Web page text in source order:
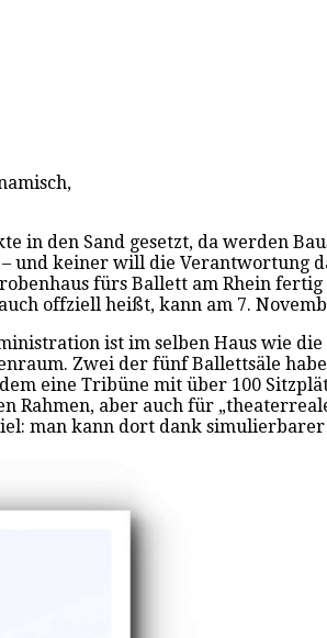
in den Sand gesetzt, da werden
und keiner will die Verantwortung
fürs Ballett am Rhein
offziell heißt, kann am 7.
ist im selben Haus wie
Zwei der fünf Ballettsäle
eine Tribüne mit über 100
aber auch für
man kann dort dank simulierbarer